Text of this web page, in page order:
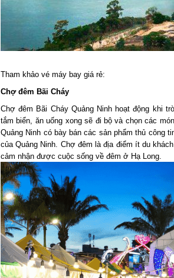
Tham khảo vé máy bay giá rẻ:
Chợ đêm Bãi Cháy
Chợ đêm Bãi Cháy Quảng Ninh hoạt động khi
tắm biển, ăn uống xong sẽ đi bộ và chọn các
Quảng Ninh có bày bán các sản phẩm thủ công
của Quảng Ninh. Chợ đêm là địa điểm ít du
cảm nhận được cuộc sống về đêm ở Hạ Long.